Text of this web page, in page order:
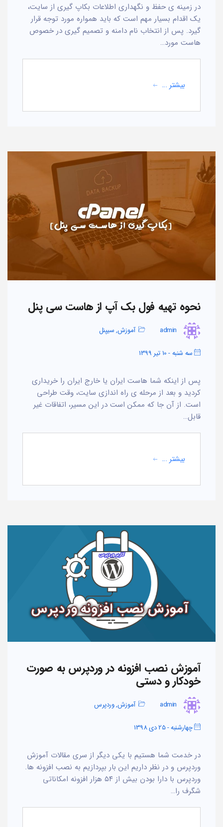
در زمینه ی حفظ و نگهداری اطلاعات بکاپ گیری از سایت،
یک اقدام بسیار مهم است که باید همواره مورد توجه قرار
گیرد. پس از انتخاب نام دامنه و تصمیم گیری در خصوص
هاست مورد…
بیشتر ...
نحوه تهیه فول بک آپ از هاست سی پنل
admin آموزش,سیپنل
سه شنبه - 10 تیر 1399
پس از اینکه شما هاست ایران یا خارج ایران را خریداری
کردید و بعد از مرحله ی راه اندازی سایت، وقت طراحی
است. از آن جا که ممکن است در این مسیر، اتفاقات غیر
قابل…
بیشتر ...
آموزش نصب افزونه در وردپرس به صورت
خودکار و دستی
admin آموزش,وردپرس
چهارشنبه - 25 دی 1398
در خدمت شما هستیم با یکی دیگر از سری مقالات آموزش
وردپرس و در نظر داریم این بار بپردازیم به نصب افزونه ها.
وردپرس با دارا بودن بیش از ۵۴ هزار افزونه امکاناتی
شگرف را…